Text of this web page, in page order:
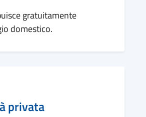
gratuitamente
domestico.
privata